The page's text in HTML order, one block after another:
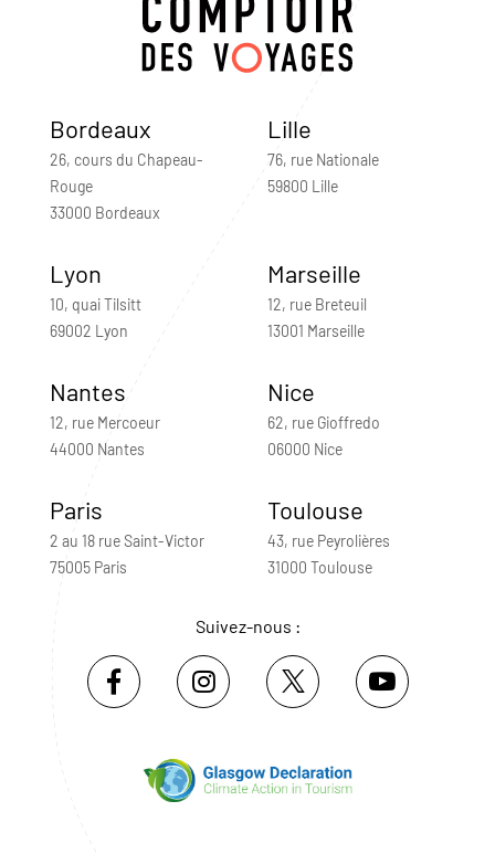
Bordeaux
26, cours du Chapeau-
Rouge
33000 Bordeaux
Lille
76, rue Nationale
59800 Lille
Lyon
10, quai Tilsitt
69002 Lyon
Marseille
12, rue Breteuil
13001 Marseille
Nantes
12, rue Mercoeur
44000 Nantes
Nice
62, rue Gioffredo
06000 Nice
Paris
2 au 18 rue Saint-Victor
75005 Paris
Toulouse
43, rue Peyrolières
31000 Toulouse
Suivez-nous :